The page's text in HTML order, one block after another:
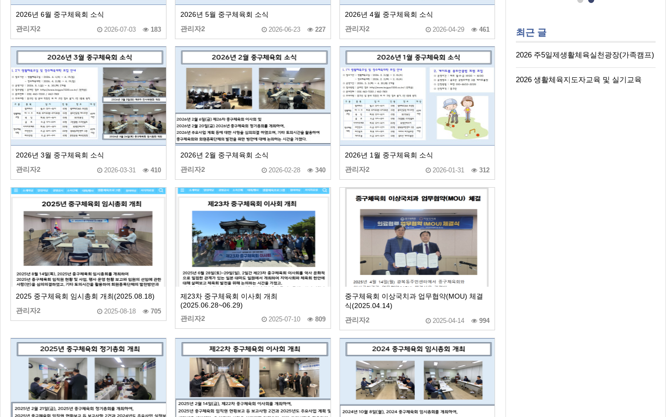
2026년 6월 중구체육회 소식
관리자2
2026-07-03 183
2026년 5월 중구체육회 소식
관리자2
2026-06-23 227
2026년 4월 중구체육회 소식
관리자2
2026-04-29 461
2026년 3월 중구체육회 소식
관리자2
2026-03-31 410
2026년 2월 중구체육회 소식
관리자2
2026-02-28 340
2026년 1월 중구체육회 소식
관리자2
2026-01-31 312
2025 중구체육회 임시총회 개최(2025.08.18)
관리자2
2025-08-18 705
제23차 중구체육회 이사회 개최
(2025.06.28~06.29)
관리자2
2025-07-10 809
중구체육회 이상국치과 업무협약(MOU) 체결
식(2025.04.14)
관리자2
2025-04-14 994
최근 글
2026 주5일제생활체육실천광장(가족캠프)
2026 생활체육지도자교육 및 실기교육